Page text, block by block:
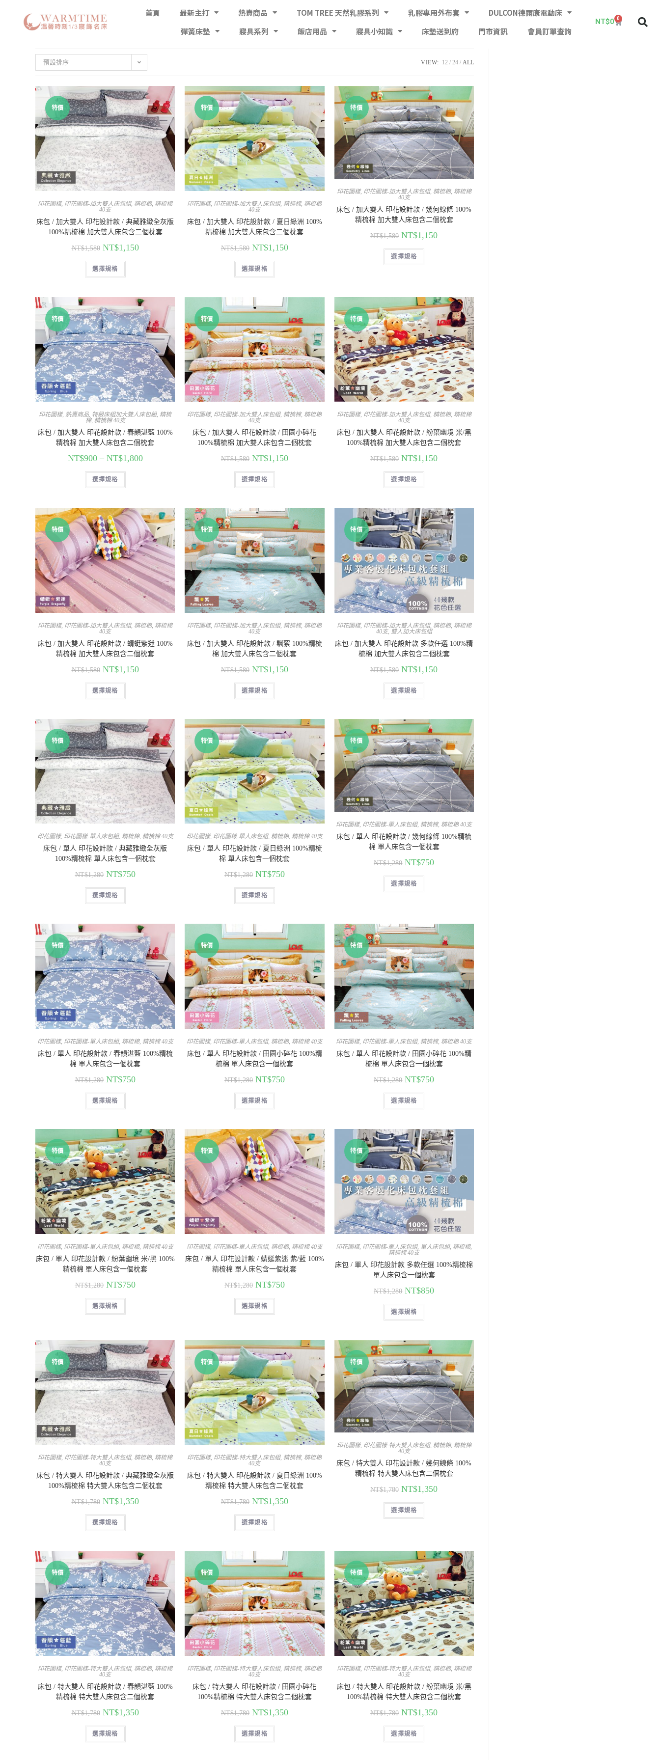
首頁 最新主打 熱賣商品 TOM TREE 天然乳膠系列 乳膠專用外布套
DULCON德爾康電動床
彈簧床墊
寢具系列 飯店用品 寢具小知識 床墊送到府 門市資訊 會員訂單查詢
NT$0 0
預設排序 VIEW: 12 24 ALL
特價
印花圖樣, 印花圖樣-加大雙人床包組, 精梳棉, 精梳棉
40支
床包 / 加大雙人 印花設計款 / 典藏雅緻全灰版
100%精梳棉 加大雙人床包含二個枕套
NT$1,580 NT$1,150
選擇規格
特價
印花圖樣, 印花圖樣-加大雙人床包組, 精梳棉, 精梳棉
40支
床包 / 加大雙人 印花設計款 / 夏日綠洲 100%
精梳棉 加大雙人床包含二個枕套
NT$1,580 NT$1,150
選擇規格
特價
印花圖樣, 印花圖樣-加大雙人床包組, 精梳棉, 精梳棉
40支
床包 / 加大雙人 印花設計款 / 幾何線條 100%
精梳棉 加大雙人床包含二個枕套
NT$1,580 NT$1,150
選擇規格
特價
印花圖樣, 熱賣商品, 特級床組加大雙人床包組, 精梳
棉, 精梳棉 40支
床包 / 加大雙人 印花設計款 / 春韻湛藍 100%
精梳棉 加大雙人床包含二個枕套
NT$900– NT$1,800
選擇規格
特價
印花圖樣, 印花圖樣-加大雙人床包組, 精梳棉, 精梳棉
40支
床包 / 加大雙人 印花設計款 / 田園小碎花
100%精梳棉 加大雙人床包含二個枕套
NT$1,580 NT$1,150
選擇規格
特價
印花圖樣, 印花圖樣-加大雙人床包組, 精梳棉, 精梳棉
40支
床包 / 加大雙人 印花設計款 / 紛葉幽境 米/黑
100%精梳棉 加大雙人床包含二個枕套
NT$1,580 NT$1,150
選擇規格
特價
印花圖樣, 印花圖樣-加大雙人床包組, 精梳棉, 精梳棉
40支
床包 / 加大雙人 印花設計款 / 蜻蜓紫迷 100%
精梳棉 加大雙人床包含二個枕套
NT$1,580 NT$1,150
選擇規格
特價
印花圖樣, 印花圖樣-加大雙人床包組, 精梳棉, 精梳棉
40支
床包 / 加大雙人 印花設計款 / 飄絮 100%精梳
棉 加大雙人床包含二個枕套
NT$1,580 NT$1,150
選擇規格
特價
印花圖樣, 印花圖樣-加大雙人床包組, 精梳棉, 精梳棉
40支, 雙人加大床包組
床包 / 加大雙人 印花設計款 多款任選 100%精
梳棉 加大雙人床包含二個枕套
NT$1,580 NT$1,150
選擇規格
特價
印花圖樣, 印花圖樣-單人床包組, 精梳棉, 精梳棉 40支
床包 / 單人 印花設計款 / 典藏雅緻全灰版
100%精梳棉 單人床包含一個枕套
NT$1,280 NT$750
選擇規格
特價
印花圖樣, 印花圖樣-單人床包組, 精梳棉, 精梳棉 40支
床包 / 單人 印花設計款 / 夏日綠洲 100%精梳
棉 單人床包含一個枕套
NT$1,280 NT$750
選擇規格
特價
印花圖樣, 印花圖樣-單人床包組, 精梳棉, 精梳棉 40支
床包 / 單人 印花設計款 / 幾何線條 100%精梳
棉 單人床包含一個枕套
NT$1,280 NT$750
選擇規格
特價
印花圖樣, 印花圖樣-單人床包組, 精梳棉, 精梳棉 40支
床包 / 單人 印花設計款 / 春韻湛藍 100%精梳
棉 單人床包含一個枕套
NT$1,280 NT$750
選擇規格
特價
印花圖樣, 印花圖樣-單人床包組, 精梳棉, 精梳棉 40支
床包 / 單人 印花設計款 / 田園小碎花 100%精
梳棉 單人床包含一個枕套
NT$1,280 NT$750
選擇規格
特價
印花圖樣, 印花圖樣-單人床包組, 精梳棉, 精梳棉 40支
床包 / 單人 印花設計款 / 田園小碎花 100%精
梳棉 單人床包含一個枕套
NT$1,280 NT$750
選擇規格
特價
印花圖樣, 印花圖樣-單人床包組, 精梳棉, 精梳棉 40支
床包 / 單人 印花設計款 / 紛葉幽境 米/黑 100%
精梳棉 單人床包含一個枕套
NT$1,280 NT$750
選擇規格
特價
印花圖樣, 印花圖樣-單人床包組, 精梳棉, 精梳棉 40支
床包 / 單人 印花設計款 / 蜻蜓紫迷 紫/藍 100%
精梳棉 單人床包含一個枕套
NT$1,280 NT$750
選擇規格
特價
印花圖樣, 印花圖樣-單人床包組, 單人床包組, 精梳棉,
精梳棉 40支
床包 / 單人 印花設計款 多款任選 100%精梳棉
單人床包含一個枕套
NT$1,280 NT$850
選擇規格
特價
印花圖樣, 印花圖樣-特大雙人床包組, 精梳棉, 精梳棉
40支
床包 / 特大雙人 印花設計款 / 典藏雅緻全灰版
100%精梳棉 特大雙人床包含二個枕套
NT$1,780 NT$1,350
選擇規格
特價
印花圖樣, 印花圖樣-特大雙人床包組, 精梳棉, 精梳棉
40支
床包 / 特大雙人 印花設計款 / 夏日綠洲 100%
精梳棉 特大雙人床包含二個枕套
NT$1,780 NT$1,350
選擇規格
特價
印花圖樣, 印花圖樣-特大雙人床包組, 精梳棉, 精梳棉
40支
床包 / 特大雙人 印花設計款 / 幾何線條 100%
精梳棉 特大雙人床包含二個枕套
NT$1,780 NT$1,350
選擇規格
特價
印花圖樣, 印花圖樣-特大雙人床包組, 精梳棉, 精梳棉
40支
床包 / 特大雙人 印花設計款 / 春韻湛藍 100%
精梳棉 特大雙人床包含二個枕套
NT$1,780 NT$1,350
選擇規格
特價
印花圖樣, 印花圖樣-特大雙人床包組, 精梳棉, 精梳棉
40支
床包 / 特大雙人 印花設計款 / 田園小碎花
100%精梳棉 特大雙人床包含二個枕套
NT$1,780 NT$1,350
選擇規格
特價
印花圖樣, 印花圖樣-特大雙人床包組, 精梳棉, 精梳棉
40支
床包 / 特大雙人 印花設計款 / 紛葉幽境 米/黑
100%精梳棉 特大雙人床包含二個枕套
NT$1,780 NT$1,350
選擇規格